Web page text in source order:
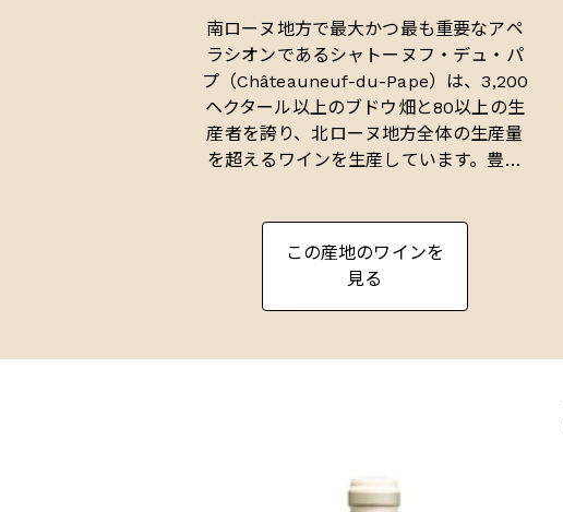
南ローヌ地方で最大かつ最も重要なアペ
ラシオンであるシャトーヌフ・デュ・パ
プ（Châteauneuf-du-Pape）は、3,200
ヘクタール以上のブドウ畑と80以上の生
産者を誇り、北ローヌ地方全体の生産量
を超えるワインを生産しています。豊か
（Mourvèdre）、シラー（Syrah）を含
む14種類の許可されたブドウ品種をブレ
ンドすることで高まります。
この産地のワインを
見る